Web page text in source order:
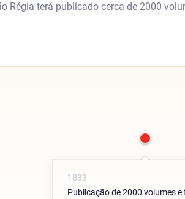
Régia terá publicado cerca de 2000
1833
Publicação de 2000 volumes